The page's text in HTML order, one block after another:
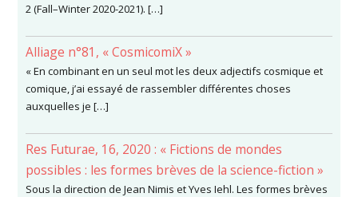
2 (Fall–Winter 2020-2021). […]
Alliage n°81, « CosmicomiX »
« En combinant en un seul mot les deux adjectifs cosmique et
comique, j’ai essayé de rassembler différentes choses
auxquelles je […]
Res Futurae, 16, 2020 : « Fictions de mondes
possibles : les formes brèves de la science-fiction »
Sous la direction de Jean Nimis et Yves Iehl. Les formes brèves